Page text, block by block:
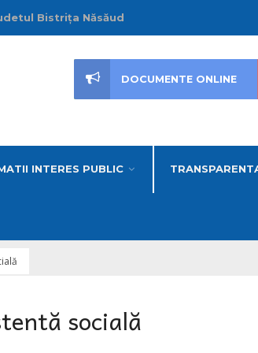
Bistrița Năsăud
INTERES PUBLIC
DOCUMENTE ONLINE
socială